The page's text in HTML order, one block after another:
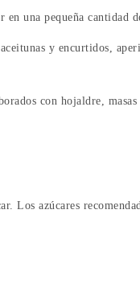
en una pequeña cantidad
y encurtidos,
con hojaldre,
Los azúcares